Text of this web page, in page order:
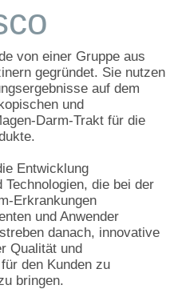
von einer Gruppe aus
gegründet. Sie nutzen
auf dem
und
Darm-Trakt für die
Entwicklung
Technologien, die bei der
Erkrankungen
und Anwender
danach, innovative
Qualität und
den Kunden zu
bringen.